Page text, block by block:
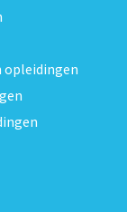
opleidingen